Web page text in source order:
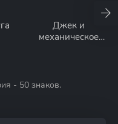
Джек и
механическое
- 50 знаков.